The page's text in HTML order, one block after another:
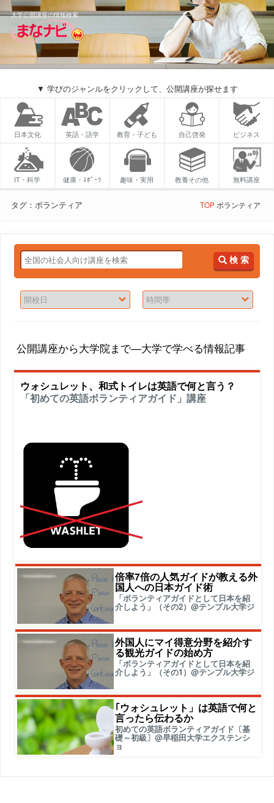
大学公開講座の情報検索
▼ 学びのジャンルをクリックして、公開講座が探せます
日本文化 英語・語学 教育・子ども 自己啓発 ビジネス
IT・科学 健康・ｽﾎﾟｰﾂ 趣味・実用 教養その他 無料講座
タグ：ボランティア TOPボランティア
検 索
公開講座から大学院まで―大学で学べる情報記事
ウォシュレット、和式トイレは英語で何と言う？
「初めての英語ボランティアガイド」講座
倍率7倍の人気ガイドが教える外
国人への日本ガイド術
「ボランティアガイドとして日本を紹
介しよう」（その2）@テンプル大学ジ
外国人にマイ得意分野を紹介す
る観光ガイドの始め方
「ボランティアガイドとして日本を紹
介しよう」（その1）@テンプル大学ジ
｢ウォシュレット」は英語で何と
言ったら伝わるか
初めての英語ボランティアガイド〔基
礎～初級〕@早稲田大学エクステンシ
ョ